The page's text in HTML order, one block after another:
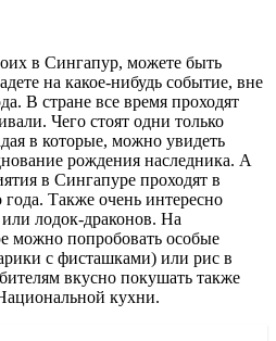
в Сингапур, можете быть
на какое-нибудь событие, вне
В стране все время проходят
Чего стоят одни только
в которые, можно увидеть
рождения наследника. А
в Сингапуре проходят в
Также очень интересно
лодок-драконов. На
можно попробовать особые
с фисташками) или рис в
вкусно покушать также
кухни.